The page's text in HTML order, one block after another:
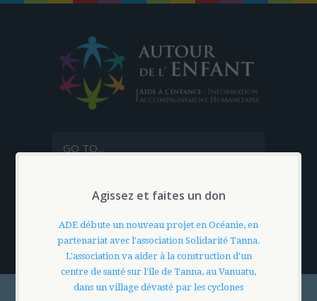
GO TO...
MON PANIER 0.0€
Agissez et faites un don
ADE débute un nouveau projet en Océanie, en
partenariat avec l'association Solidarité Tanna.
L'association va aider à la construction d'un
centre de santé sur l'île de Tanna, au Vanuatu,
dans un village dévasté par les cyclones